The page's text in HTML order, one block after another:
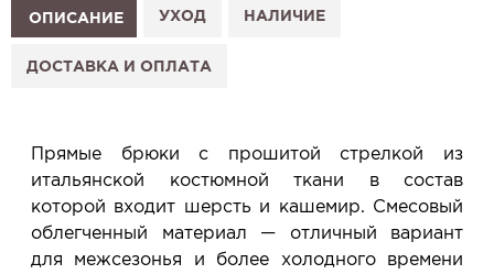
1. Выберите изделие на сайте.
2. Нажмите «Заказать примерку» и выберите салон.
3. Заполните форму и отправьте заявку.
Услуга бесплатная и ни к чему не обязывает: Вы
примеряете в салоне и уже на месте решаете,
покупать или нет.
Планируйте визит в удобное для Вас время -
резерв действует 5 дней.
ОПИСАНИЕ УХОД НАЛИЧИЕ
ДОСТАВКА И ОПЛАТА
Прямые брюки с прошитой стрелкой из
итальянской костюмной ткани в состав
которой входит шерсть и кашемир. Смесовый
облегченный материал — отличный вариант
для межсезонья и более холодного времени